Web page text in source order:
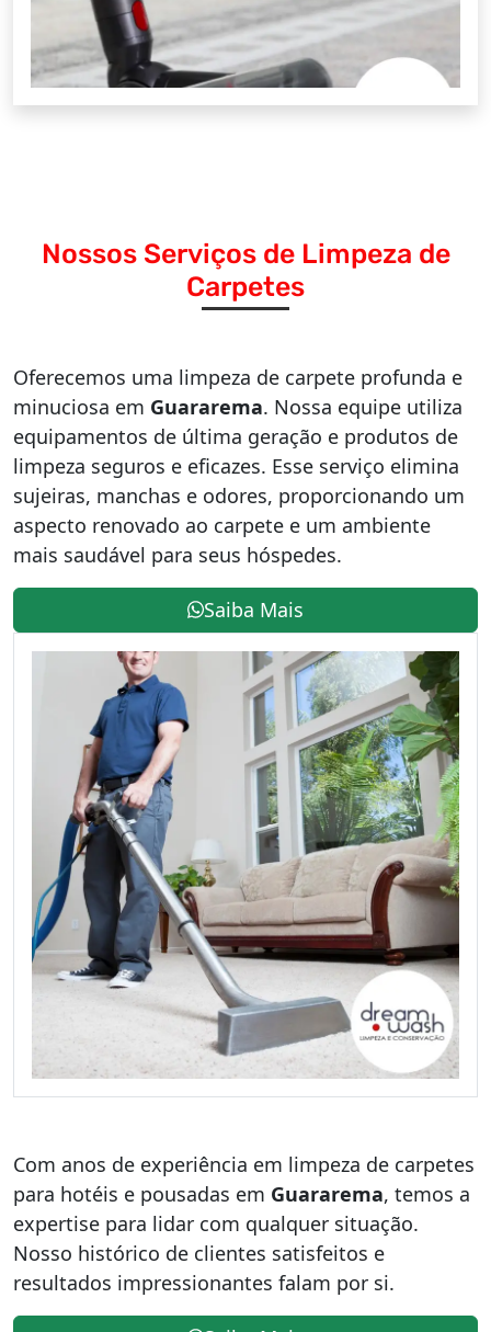
Nossos Serviços de Limpeza de
Carpetes
Oferecemos uma limpeza de carpete profunda e
minuciosa em Guararema. Nossa equipe utiliza
equipamentos de última geração e produtos de
limpeza seguros e eficazes. Esse serviço elimina
sujeiras, manchas e odores, proporcionando um
aspecto renovado ao carpete e um ambiente
mais saudável para seus hóspedes.
Saiba Mais
Com anos de experiência em limpeza de carpetes
para hotéis e pousadas em Guararema, temos a
expertise para lidar com qualquer situação.
Nosso histórico de clientes satisfeitos e
resultados impressionantes falam por si.